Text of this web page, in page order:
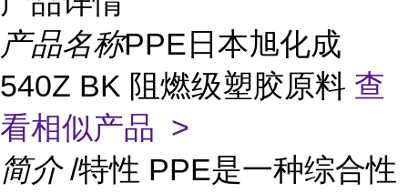
产品名称PPE日本旭化成
540Z BK 阻燃级塑胶原料 查
看相似产品 >
简介 /特性 PPE是一种综合性